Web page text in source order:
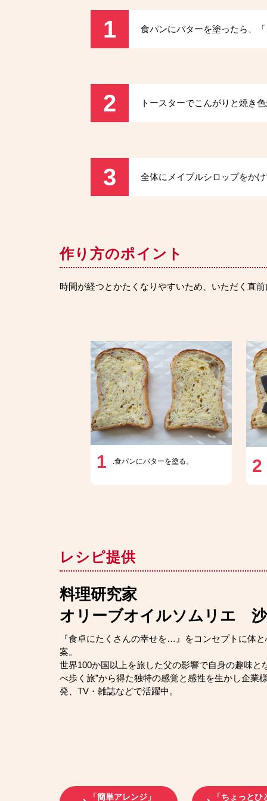
1 食パンにバターを塗ったら、
2 トースターでこんがりと焼き
3 全体にメイプルシロップをか
作り方のポイント
時間が経つとかたくなりやすいため、いただく直
1 .食パンにバターを塗る。 2
レシピ提供
料理研究家
オリーブオイルソムリエ
『食卓にたくさんの幸せを…』をコンセプトに体
案。
世界100か国以上を旅した父の影響で自身の趣味と
べ歩く旅”から得た独特の感覚と感性を生かし企業
発、TV・雑誌などで活躍中。
「簡単アレンジ」 「ちょっとひ